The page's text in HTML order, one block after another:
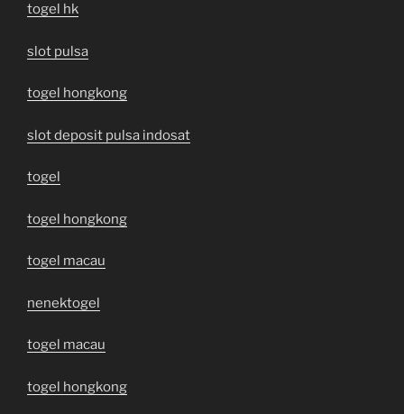
togel hk
slot pulsa
togel hongkong
slot deposit pulsa indosat
togel
togel hongkong
togel macau
nenektogel
togel macau
togel hongkong